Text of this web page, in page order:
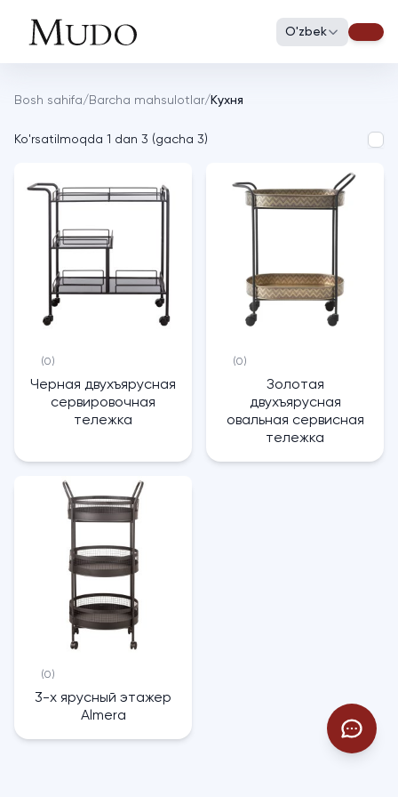
O'zbek
Bosh sahifa/ Barcha mahsulotlar/ Кухня
Ko'rsatilmoqda 1 dan 3 (gacha 3)
(0)
Черная двухъярусная
сервировочная
тележка
(0)
Золотая
двухъярусная
овальная сервисная
тележка
(0)
3-х ярусный этажер
Almera